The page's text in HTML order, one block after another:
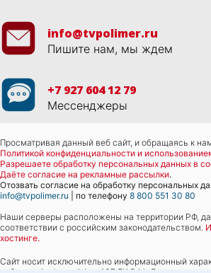
info@tvpolimer.ru
Пишите нам, мы ждем
+7 927 604 12 79
Мессенджеры
Просматривая данный веб сайт, и обращаясь к
Политикой конфиденциальности и
Разрешаете обработку персональных данных в
Даёте согласие на рекламные рассылки.
Отозвать согласие на обработку персональных
info@tvpolimer.ru | по телефону 8 800 551 30 80
Наши серверы расположены на территории РФ,
соответствии с российским законодательством.
хостинге.
Сайт носит исключительно информационный